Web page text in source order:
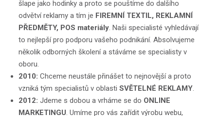
šlape jako hodinky a proto se pouštíme do dalšího
odvětví reklamy a tím je FIREMNÍ TEXTIL, REKLAMNÍ
PŘEDMĚTY, POS materiály. Naši specialisté vyhledávají
to nejlepší pro podporu vašeho podnikání. Absolvujeme
několik odborných školení a stáváme se specialisty v
oboru.
2010: Chceme neustále přinášet to nejnovější a proto
vzniká tým specialistů v oblasti SVĚTELNÉ REKLAMY.
2012: Jdeme s dobou a vrháme se do ONLINE
MARKETINGU. Umíme pro vás zařídit výrobu webu,